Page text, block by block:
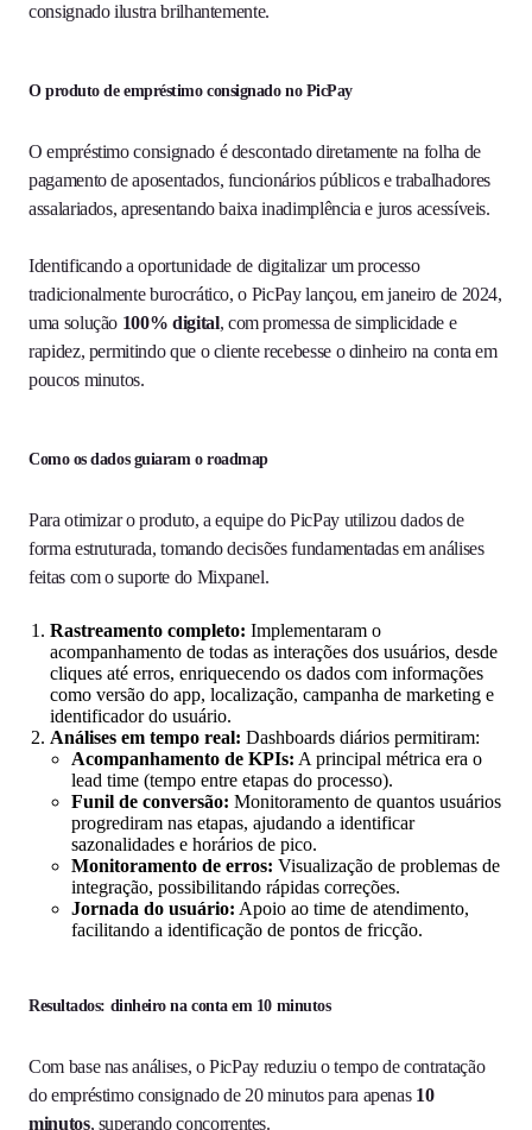
consignado ilustra brilhantemente.
O produto de empréstimo consignado no PicPay
O empréstimo consignado é descontado diretamente na folha de
pagamento de aposentados, funcionários públicos e trabalhadores
assalariados, apresentando baixa inadimplência e juros acessíveis.
Identificando a oportunidade de digitalizar um processo
tradicionalmente burocrático, o PicPay lançou, em janeiro de 2024,
uma solução 100% digital, com promessa de simplicidade e
rapidez, permitindo que o cliente recebesse o dinheiro na conta em
poucos minutos.
Como os dados guiaram o roadmap
Para otimizar o produto, a equipe do PicPay utilizou dados de
forma estruturada, tomando decisões fundamentadas em análises
feitas com o suporte do Mixpanel.
Rastreamento completo: Implementaram o
acompanhamento de todas as interações dos usuários, desde
cliques até erros, enriquecendo os dados com informações
como versão do app, localização, campanha de marketing e
identificador do usuário.
Análises em tempo real: Dashboards diários permitiram:
Acompanhamento de KPIs: A principal métrica era o
lead time (tempo entre etapas do processo).
Funil de conversão: Monitoramento de quantos usuários
progrediram nas etapas, ajudando a identificar
sazonalidades e horários de pico.
Monitoramento de erros: Visualização de problemas de
integração, possibilitando rápidas correções.
Jornada do usuário: Apoio ao time de atendimento,
facilitando a identificação de pontos de fricção.
Resultados: dinheiro na conta em 10 minutos
Com base nas análises, o PicPay reduziu o tempo de contratação
do empréstimo consignado de 20 minutos para apenas 10
minutos, superando concorrentes.